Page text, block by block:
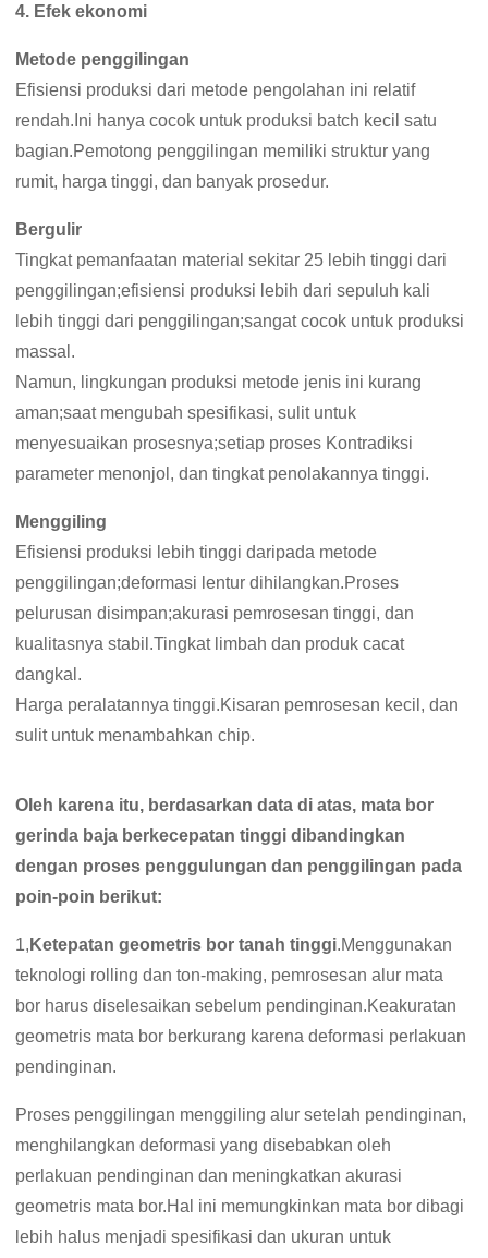
4. Efek ekonomi
Metode penggilingan
Efisiensi produksi dari metode pengolahan ini relatif
rendah.Ini hanya cocok untuk produksi batch kecil satu
bagian.Pemotong penggilingan memiliki struktur yang
rumit, harga tinggi, dan banyak prosedur.
Bergulir
Tingkat pemanfaatan material sekitar 25 lebih tinggi dari
penggilingan;efisiensi produksi lebih dari sepuluh kali
lebih tinggi dari penggilingan;sangat cocok untuk produksi
massal.
Namun, lingkungan produksi metode jenis ini kurang
aman;saat mengubah spesifikasi, sulit untuk
menyesuaikan prosesnya;setiap proses Kontradiksi
parameter menonjol, dan tingkat penolakannya tinggi.
Menggiling
Efisiensi produksi lebih tinggi daripada metode
penggilingan;deformasi lentur dihilangkan.Proses
pelurusan disimpan;akurasi pemrosesan tinggi, dan
kualitasnya stabil.Tingkat limbah dan produk cacat
dangkal.
Harga peralatannya tinggi.Kisaran pemrosesan kecil, dan
sulit untuk menambahkan chip.
Oleh karena itu, berdasarkan data di atas, mata bor
gerinda baja berkecepatan tinggi dibandingkan
dengan proses penggulungan dan penggilingan pada
poin-poin berikut:
1, Ketepatan geometris bor tanah tinggi.Menggunakan
teknologi rolling dan ton-making, pemrosesan alur mata
bor harus diselesaikan sebelum pendinginan.Keakuratan
geometris mata bor berkurang karena deformasi perlakuan
pendinginan.
Proses penggilingan menggiling alur setelah pendinginan,
menghilangkan deformasi yang disebabkan oleh
perlakuan pendinginan dan meningkatkan akurasi
geometris mata bor.Hal ini memungkinkan mata bor dibagi
lebih halus menjadi spesifikasi dan ukuran untuk